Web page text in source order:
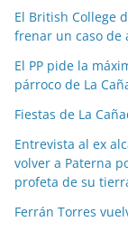
i
a
s
p
o
r
m
e
s
El British College
frenar un caso de
El PP pide la
párroco de La
Fiestas de La
Entrevista al ex
volver a Paterna
profeta de su
Ferrán Torres